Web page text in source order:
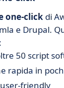
one-click di
e Drupal.
50 script
rapida in
friendly